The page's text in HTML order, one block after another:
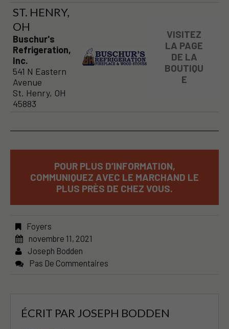
ST. HENRY,
OH
Buschur's
Refrigeration,
Inc.
541 N Eastern
Avenue
St. Henry, OH
45883
VISITEZ
LA PAGE
DE LA
BOUTIQU
E
POUR PLUS D’INFORMATION,
COMMUNIQUEZ AVEC LE MARCHAND LE
PLUS PRÈS DE CHEZ VOUS.
Foyers
novembre 11, 2021
Joseph Bodden
Pas De Commentaires
ÉCRIT PAR JOSEPH BODDEN